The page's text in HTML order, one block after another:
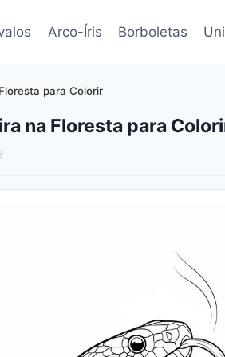
Arco-Íris Borboletas
para Colorir
na Floresta para